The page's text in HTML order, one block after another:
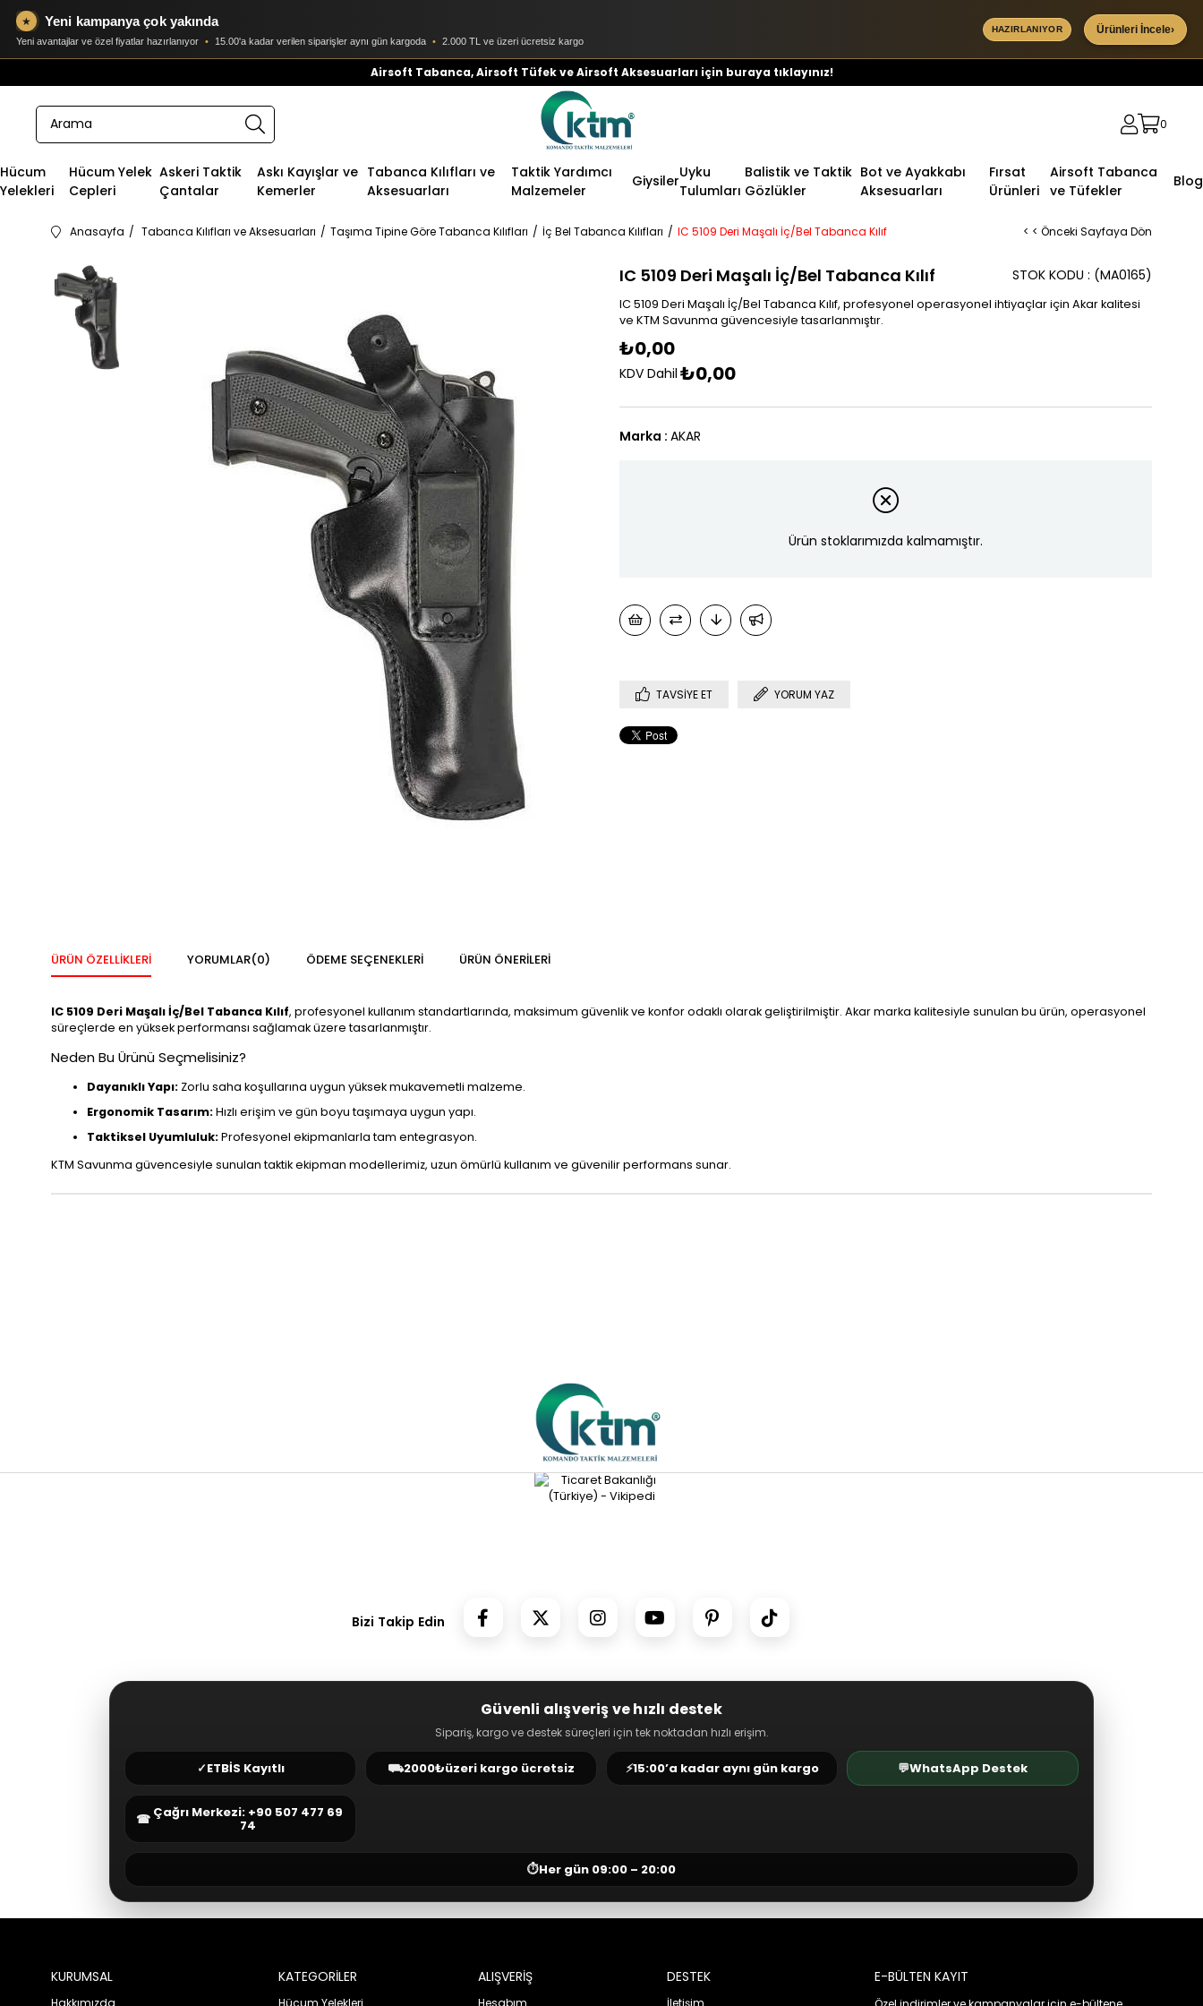
★ Yeni kampanya çok yakında
Yeni avantajlar ve özel fiyatlar hazırlanıyor • 15.00'a kadar verilen siparişler aynı gün kargoda • 2.000 TL ve üzeri ücretsiz kargo
HAZIRLANIYOR Ürünleri İncele›
Airsoft Tabanca, Airsoft Tüfek ve Airsoft Aksesuarları için buraya tıklayınız!
0
Hücum
Yelekleri
Hücum Yelek
Cepleri
Askeri Taktik
Çantalar
Askı Kayışlar ve
Kemerler
Tabanca Kılıfları ve
Aksesuarları
Taktik Yardımcı
Malzemeler
Giysiler
Uyku
Tulumları
Balistik ve Taktik
Gözlükler
Bot ve Ayakkabı
Aksesuarları
Fırsat
Ürünleri
Airsoft Tabanca
ve Tüfekler
Blog
Anasayfa Tabanca Kılıfları ve Aksesuarları Taşıma Tipine Göre Tabanca Kılıfları İç Bel Tabanca Kılıfları IC 5109 Deri Maşalı İç/Bel Tabanca Kılıf < < Önceki Sayfaya Dön
IC 5109 Deri Maşalı İç/Bel Tabanca Kılıf (MA0165)
STOK KODU
IC 5109 Deri Maşalı İç/Bel Tabanca Kılıf, profesyonel operasyonel ihtiyaçlar için Akar kalitesi
ve KTM Savunma güvencesiyle tasarlanmıştır.
₺0,00
KDV Dahil ₺0,00
Marka : AKAR
Ürün stoklarımızda kalmamıştır.
TAVSIYE ET YORUM YAZ
ÜRÜN ÖZELLIKLERI YORUMLAR(0) ÖDEME SEÇENEKLERI ÜRÜN ÖNERILERI
IC 5109 Deri Maşalı İç/Bel Tabanca Kılıf, profesyonel kullanım standartlarında, maksimum güvenlik ve konfor odaklı olarak geliştirilmiştir. Akar marka kalitesiyle sunulan bu ürün, operasyonel
süreçlerde en yüksek performansı sağlamak üzere tasarlanmıştır.
Neden Bu Ürünü Seçmelisiniz?
Dayanıklı Yapı: Zorlu saha koşullarına uygun yüksek mukavemetli malzeme.
Ergonomik Tasarım:Hızlı erişim ve gün boyu taşımaya uygun yapı.
Taktiksel Uyumluluk:Profesyonel ekipmanlarla tam entegrasyon.
KTM Savunma güvencesiyle sunulan taktik ekipman modellerimiz, uzun ömürlü kullanım ve güvenilir performans sunar.
Bizi Takip Edin
Güvenli alışveriş ve hızlı destek
Sipariş, kargo ve destek süreçleri için tek noktadan hızlı erişim.
✓ETBİS Kayıtlı ⛟2000₺üzeri kargo ücretsiz ⚡15:00’a kadar aynı gün kargo 💬WhatsApp Destek
☎ Çağrı Merkezi: +90 507 477 69
74
⏱Her gün 09:00 – 20:00
KURUMSAL KATEGORİLER ALIŞVERİŞ DESTEK E-BÜLTEN KAYIT